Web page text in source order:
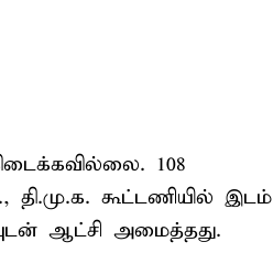
108
கூட்டணியில் இடம்
ஆட்சி அமைத்தது.